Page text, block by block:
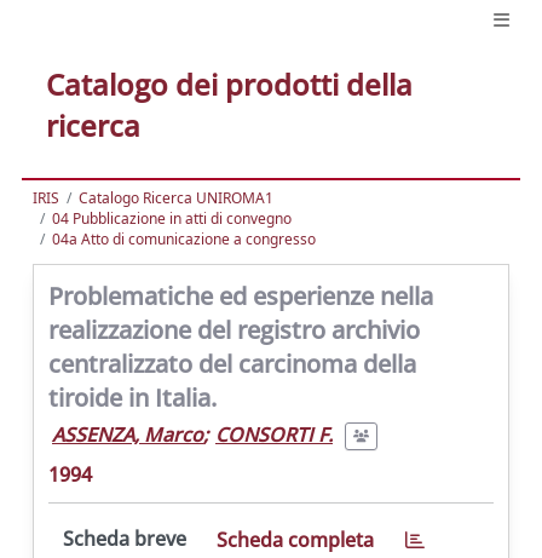
Catalogo dei prodotti della
ricerca
IRIS
Catalogo Ricerca UNIROMA1
04 Pubblicazione in atti di convegno
04a Atto di comunicazione a congresso
Problematiche ed esperienze nella
realizzazione del registro archivio
centralizzato del carcinoma della
tiroide in Italia.
ASSENZA, Marco; CONSORTI F.
1994
Scheda breve Scheda completa